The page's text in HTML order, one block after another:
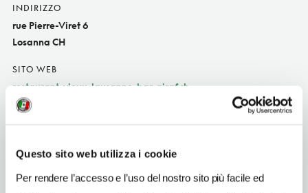
Questo sito web utilizza i cookie
Per rendere l’accesso e l’uso del nostro sito più facile ed
INDIRIZZO
rue Pierre-Viret 6
Losanna CH
SITO WEB
restaurant-vieux-lausanne-bar-giraf.ch
INDIRIZZO EMAIL
TELEFONO
213235390